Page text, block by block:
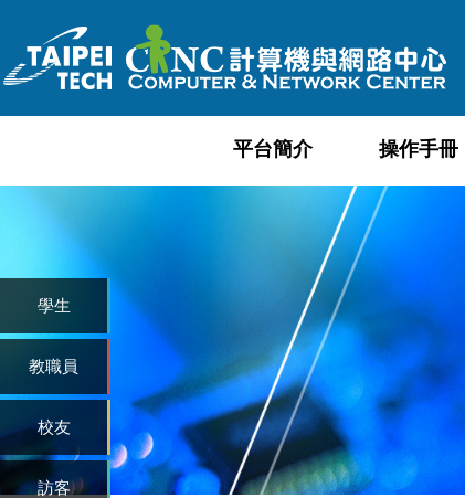
到
主
平台簡介 操作手冊
學生
教職員
校友
訪客